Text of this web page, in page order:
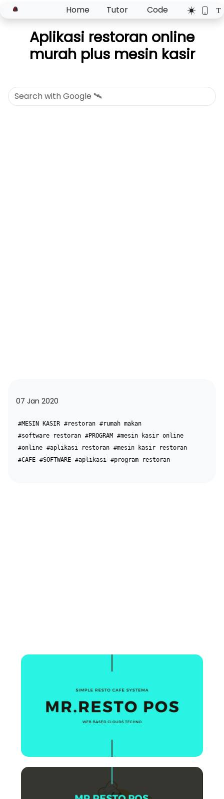
Home Tutor Code
Aplikasi restoran online
murah plus mesin kasir
07 Jan 2020
#MESIN KASIR #restoran #rumah makan
#software restoran #PROGRAM #mesin kasir online
#online #aplikasi restoran #mesin kasir restoran
#CAFE #SOFTWARE #aplikasi #program restoran